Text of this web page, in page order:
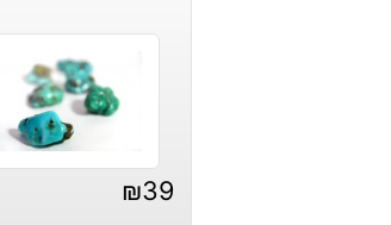
₪39